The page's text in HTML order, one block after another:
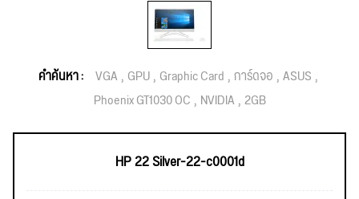
คำค้นหา : VGA GPU Graphic Card การ์ดจอ ASUS
Phoenix GT1030 OC NVIDIA 2GB
HP 22 Silver-22-c0001d